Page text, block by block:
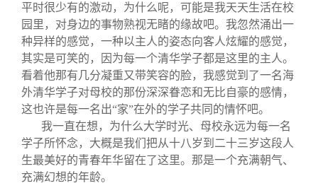
平时很少有的激动，为什么呢，可能是我天天生活在校
园里，对身边的事物熟视无睹的缘故吧。我忽然涌出一
种异样的感觉，一种以主人的姿态向客人炫耀的感觉，
其实是可笑的，因为每一个清华学子都是这里的主人。
看着他那有几分凝重又带笑容的脸，我感觉到了一名海
外清华学子对母校的那份深深眷恋和无比自豪的感情，
这也许是每一名出“家”在外的学子共同的情怀吧。
我一直在想，为什么大学时光、母校永远为每一名
学子所怀念，大概是我们把从十八岁到二十三岁这段人
生最美好的青春年华留在了这里。那是一个充满朝气、
充满幻想的年龄。